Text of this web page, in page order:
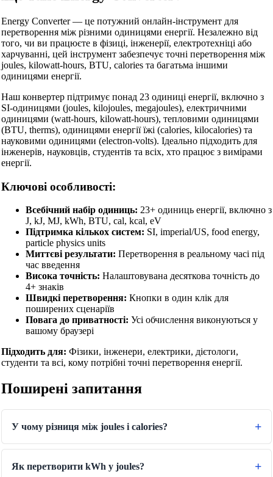
Energy Converter — це потужний онлайн-інструмент для
перетворення між різними одиницями енергії. Незалежно від
того, чи ви працюєте в фізиці, інженерії, електротехніці або
харчуванні, цей інструмент забезпечує точні перетворення між
joules, kilowatt-hours, BTU, calories та багатьма іншими
одиницями енергії.
Наш конвертер підтримує понад 23 одиниці енергії, включно з
SI-одиницями (joules, kilojoules, megajoules), електричними
одиницями (watt-hours, kilowatt-hours), тепловими одиницями
(BTU, therms), одиницями енергії їжі (calories, kilocalories) та
науковими одиницями (electron-volts). Ідеально підходить для
інженерів, науковців, студентів та всіх, хто працює з вимірами
енергії.
Ключові особливості:
Всебічний набір одиниць: 23+ одиниць енергії, включно з
J, kJ, MJ, kWh, BTU, cal, kcal, eV
Підтримка кількох систем: SI, imperial/US, food energy,
particle physics units
Миттєві результати: Перетворення в реальному часі під
час введення
Висока точність: Налаштовувана десяткова точність до
4+ знаків
Швидкі перетворення: Кнопки в один клік для
поширених сценаріїв
Повага до приватності: Усі обчислення виконуються у
вашому браузері
Підходить для: Фізики, інженери, електрики, дієтологи,
студенти та всі, кому потрібні точні перетворення енергії.
Поширені запитання
У чому різниця між joules і calories?
Як перетворити kWh у joules?